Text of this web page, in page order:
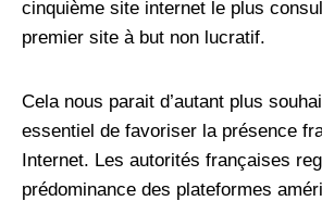
cinquième site internet le plus
premier site à but non lucratif.
Cela nous parait d’autant plus
essentiel de favoriser la présence
Internet. Les autorités françaises
prédominance des plateformes